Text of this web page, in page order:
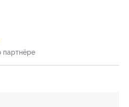
партнёре